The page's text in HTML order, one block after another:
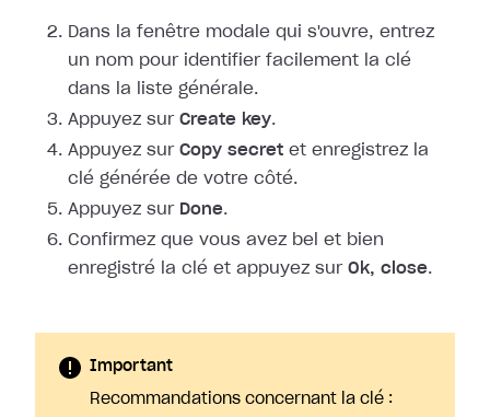
Dans la fenêtre modale qui s'ouvre, entrez
un nom pour identifier facilement la clé
dans la liste générale.
Appuyez sur Create key.
Appuyez sur Copy secret et enregistrez la
clé générée de votre côté.
Appuyez sur Done.
Confirmez que vous avez bel et bien
enregistré la clé et appuyez sur Ok, close.
Important
Recommandations concernant la clé :